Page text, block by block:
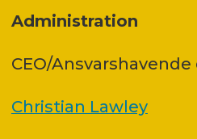
Administration
CEO/
Christian Lawley